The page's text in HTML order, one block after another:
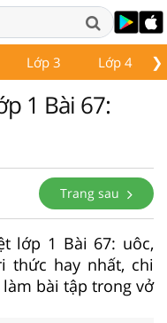
❯
Lớp 3 Lớp 4
1 Bài 67:
Trang sau
lớp 1 Bài 67: uôc,
thức hay nhất, chi
bài tập trong vở